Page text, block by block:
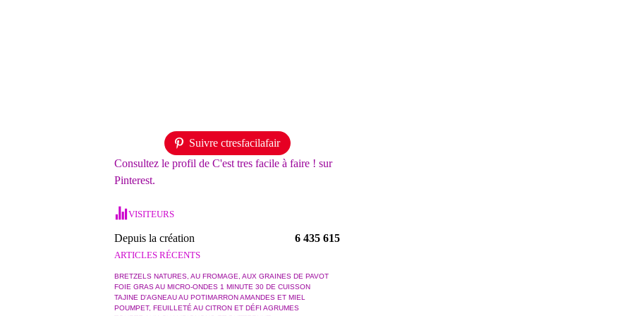
Suivre ctresfacilafair
Consultez le profil de C'est tres facile à faire ! sur
Pinterest.
VISITEURS
Depuis la création 6 435 615
ARTICLES RÉCENTS
BRETZELS NATURES, AU FROMAGE, AUX GRAINES DE PAVOT
FOIE GRAS AU MICRO-ONDES 1 MINUTE 30 DE CUISSON
TAJINE D'AGNEAU AU POTIMARRON AMANDES ET MIEL
POUMPET, FEUILLETÉ AU CITRON ET DÉFI AGRUMES